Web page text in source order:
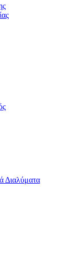
Διαλύματα